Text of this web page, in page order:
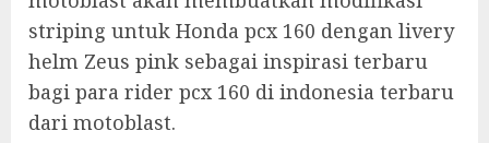
striping untuk Honda pcx 160 dengan livery
helm Zeus pink sebagai inspirasi terbaru
bagi para rider pcx 160 di indonesia terbaru
dari motoblast.